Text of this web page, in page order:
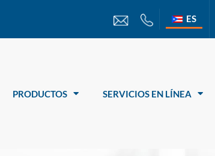
ES
PRODUCTOS SERVICIOS EN LÍNEA